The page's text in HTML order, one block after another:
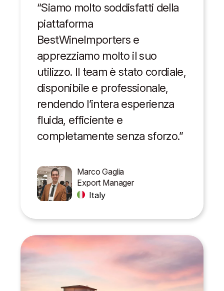
“Siamo molto soddisfatti della
piattaforma
BestWineImporters e
apprezziamo molto il suo
utilizzo. Il team è stato cordiale,
disponibile e professionale,
rendendo l’intera esperienza
fluida, efficiente e
completamente senza sforzo.”
Marco Gaglia
Export Manager
Italy